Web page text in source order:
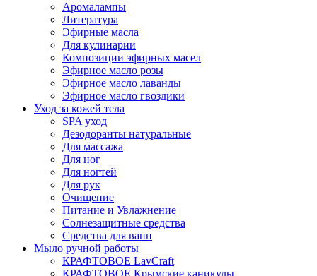
Аромалампы
Литература
Эфирные масла
Для кулинарии
Композиции эфирных масел
Эфирное масло розы
Эфирное масло лаванды
Эфирное масло гвоздики
Уход за кожей тела
SPA уход
Дезодоранты натуральные
Для массажа
Для ног
Для ногтей
Для рук
Очищение
Питание и Увлажнение
Солнезащитные средства
Средства для ванн
Мыло ручной работы
КРАФТОВОЕ LavCraft